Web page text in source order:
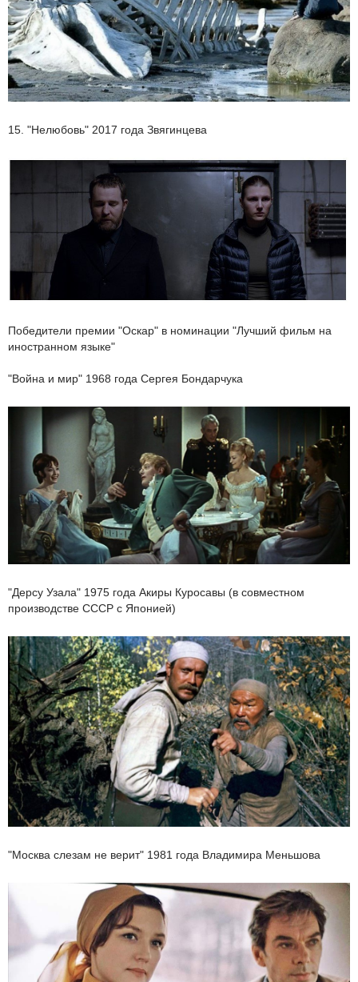
15. "Нелюбовь" 2017 года Звягинцева
Победители премии "Оскар" в номинации "Лучший фильм на
иностранном языке"
"Война и мир" 1968 года Сергея Бондарчука
"Дерсу Узала" 1975 года Акиры Куросавы (в совместном
производстве СССР с Японией)
"Москва слезам не верит" 1981 года Владимира Меньшова